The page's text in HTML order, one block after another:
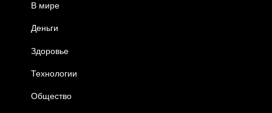
В мире
Деньги
Здоровье
Технологии
Общество